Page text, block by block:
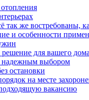
так же востребованы,
и особенности
для вашего дома
надежным выбором
остановки
на месте
вакансию